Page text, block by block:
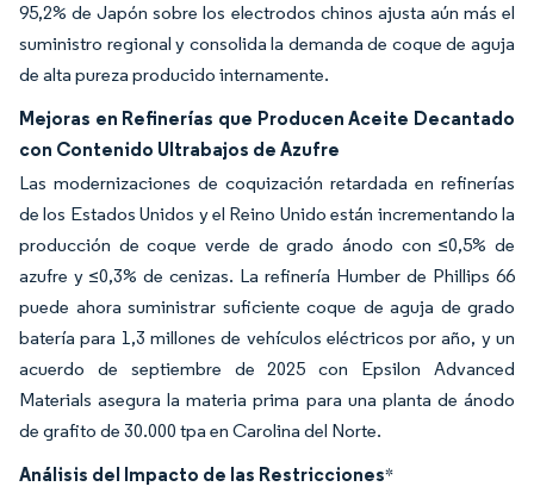
95,2% de Japón sobre los electrodos chinos ajusta aún más el
suministro regional y consolida la demanda de coque de aguja
de alta pureza producido internamente.
Mejoras en Refinerías que Producen Aceite Decantado
con Contenido Ultrabajos de Azufre
Las modernizaciones de coquización retardada en refinerías
de los Estados Unidos y el Reino Unido están incrementando la
producción de coque verde de grado ánodo con ≤0,5% de
azufre y ≤0,3% de cenizas. La refinería Humber de Phillips 66
puede ahora suministrar suficiente coque de aguja de grado
batería para 1,3 millones de vehículos eléctricos por año, y un
acuerdo de septiembre de 2025 con Epsilon Advanced
Materials asegura la materia prima para una planta de ánodo
de grafito de 30.000 tpa en Carolina del Norte.
Análisis del Impacto de las Restricciones*